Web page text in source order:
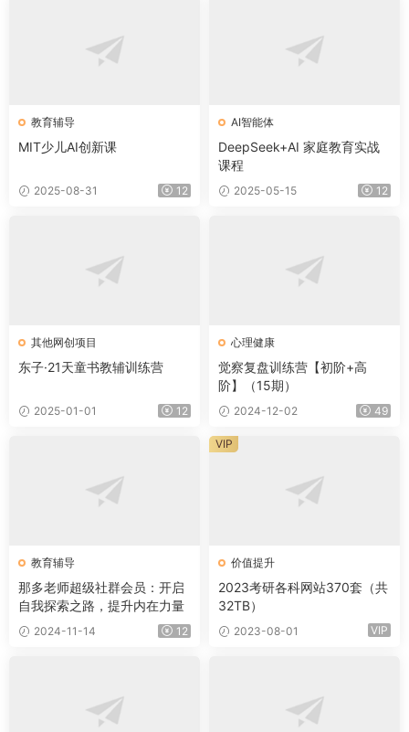
教育辅导
MIT少儿AI创新课
2025-08-31 12
AI智能体
DeepSeek+AI 家庭教育实战
课程
2025-05-15 12
其他网创项目
东子·21天童书教辅训练营
2025-01-01 12
心理健康
觉察复盘训练营【初阶+高
阶】（15期）
2024-12-02 49
教育辅导
那多老师超级社群会员：开启
自我探索之路，提升内在力量
2024-11-14 12
价值提升
2023考研各科网站370套（共
32TB）
2023-08-01 VIP
VIP